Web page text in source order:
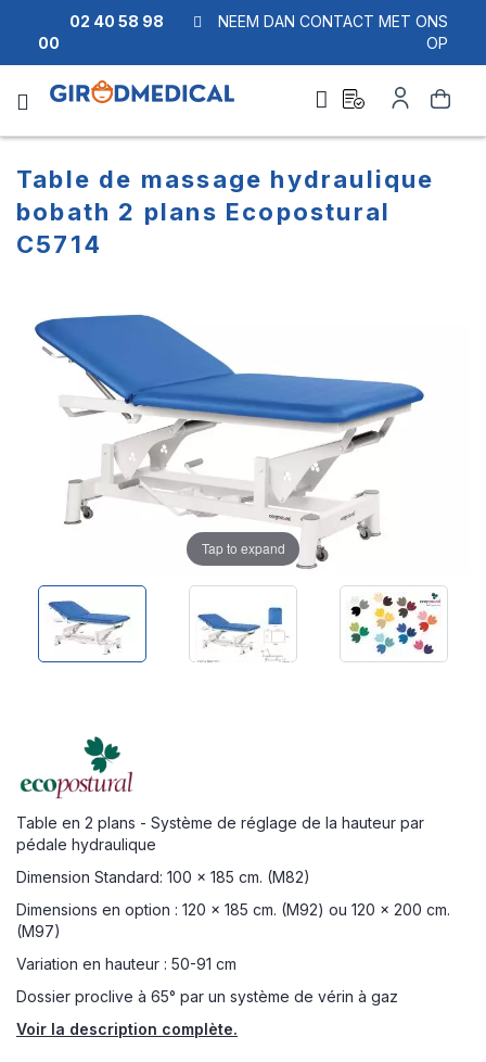
02 40 58 98
00
NEEM DAN CONTACT MET ONS
OP
Zoek
quote
Table de massage hydraulique
bobath 2 plans Ecopostural
C5714
Table en 2 plans - Système de réglage de la hauteur par
pédale hydraulique
Dimension Standard: 100 x 185 cm. (M82)
Dimensions en option : 120 x 185 cm. (M92) ou 120 x 200 cm.
(M97)
Variation en hauteur : 50-91 cm
Dossier proclive à 65° par un système de vérin à gaz
Voir la description complète.
het
einde
afbeeldingen-
het
begin
afbeeldingen-
Tap to expand